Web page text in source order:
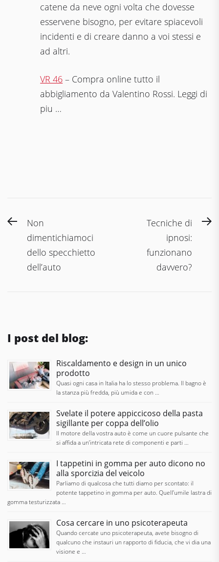
catene da neve ogni volta che dovesse
esservene bisogno, per evitare spiacevoli
incidenti e di creare danno a voi stessi e
ad altri.
VR 46 – Compra online tutto il
abbigliamento da Valentino Rossi. Leggi di
piu …
Navigazione
articoli
Previous
Non
dimentichiamoci
dello specchietto
dell’auto
Tecniche di
ipnosi:
funzionano
davvero?
I post del blog:
Riscaldamento e design in un unico
prodotto
Quasi ogni casa in Italia ha lo stesso problema. Il bagno è
la stanza più fredda, più umida e con …
Svelate il potere appiccicoso della pasta
sigillante per coppa dell’olio
Il motore della vostra auto è come un cuore pulsante che
si affida a un’intricata rete di componenti e parti …
I tappetini in gomma per auto dicono no
alla sporcizia del veicolo
Parliamo di qualcosa che tutti diamo per scontato: il
potente tappetino in gomma per auto. Quell’umile lastra di
gomma testurizzata …
Cosa cercare in uno psicoterapeuta
Quando cercate uno psicoterapeuta, avete bisogno di
qualcuno che instauri un rapporto di fiducia, che vi dia una
visione e …